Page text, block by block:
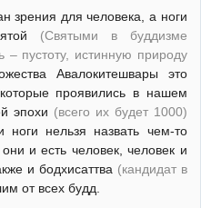
зрения для человека, а ноги
(Святыми в буддизме
– пустоту, истинную природу
Авалокитешвары это
проявились в нашем
эпохи (всего их будет 1000)
нельзя назвать чем-то
и есть человек, человек и
и бодхисаттва (кандидат в
от всех будд.